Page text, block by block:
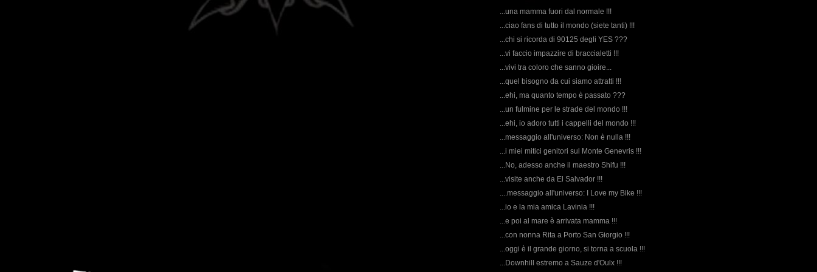
...una mamma fuori dal normale !!!
...ciao fans di tutto il mondo (siete tanti) !!!
...chi si ricorda di 90125 degli YES ???
...vi faccio impazzire di braccialetti !!!
...vivi tra coloro che sanno gioire...
...quel bisogno da cui siamo attratti !!!
...ehi, ma quanto tempo è passato ???
...un fulmine per le strade del mondo !!!
...ehi, io adoro tutti i cappelli del mondo !!!
...messaggio all'universo: Non è nulla !!!
...i miei mitici genitori sul Monte Genevris !!!
...No, adesso anche il maestro Shifu !!!
...visite anche da El Salvador !!!
....messaggio all'universo: I Love my Bike !!!
...io e la mia amica Lavinia !!!
...e poi al mare è arrivata mamma !!!
...con nonna Rita a Porto San Giorgio !!!
...oggi è il grande giorno, si torna a scuola !!!
...Downhill estremo a Sauze d'Oulx !!!